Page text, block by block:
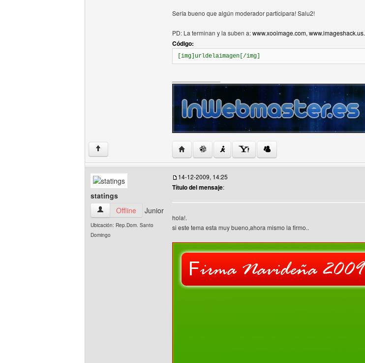
Sería bueno que algún moderador participara! Salu2!
PD: La terminan y la suben a:www.xooimage.com, www.imageshack.us.
Código:
[img]urldelaimagen[/img]
↑ Visitar sitio web del autor: inwebmaster
statings
statings Ver perfil del usuario
Offline Junior
Ubicación: Rep.Dom. Santo
Domingo
14-12-2009, 14:25
Título del mensaje:
hola!.
si este tema esta muy bueno,ahora mismo la firmo..